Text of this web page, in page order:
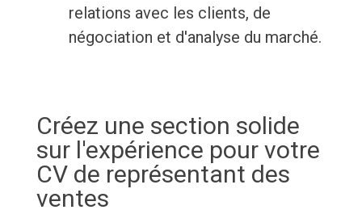
relations avec les clients, de
négociation et d'analyse du marché.
Créez une section solide
sur l'expérience pour votre
CV de représentant des
ventes